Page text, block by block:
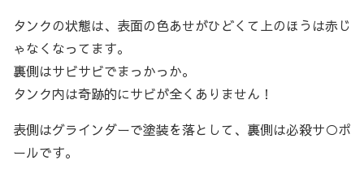
タンクの状態は、表面の色あせがひどくて上のほうは赤じ
ゃなくなってます。
裏側はサビサビでまっかっか。
タンク内は奇跡的にサビが全くありません！
表側はグラインダーで塗装を落として、裏側は必殺サ○ポ
ールです。